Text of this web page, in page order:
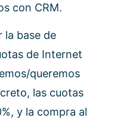
con CRM.
la base de
de Internet
queremos
las cuotas
y la compra al